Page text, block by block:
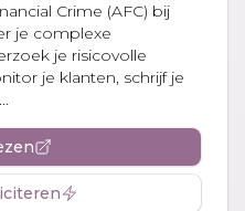
Crime (AFC) bij
je complexe
je risicovolle
je klanten, schrijf je